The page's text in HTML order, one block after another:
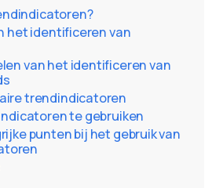
het identificeren van
van het identificeren van
trendindicatoren
te gebruiken
punten bij het gebruik van